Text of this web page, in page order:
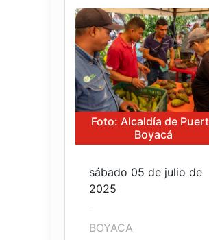
Foto: Alcaldía de
Boyacá
sábado 05 de julio de
2025
BOYACA